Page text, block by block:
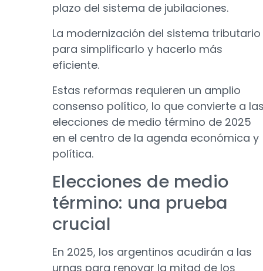
plazo del sistema de jubilaciones.
La modernización del sistema tributario
para simplificarlo y hacerlo más
eficiente.
Estas reformas requieren un amplio
consenso político, lo que convierte a
elecciones de medio término de 2025
en el centro de la agenda económica y
política.
Elecciones de medio
término: una prueba
crucial
En 2025, los argentinos acudirán a las
urnas para renovar la mitad de los